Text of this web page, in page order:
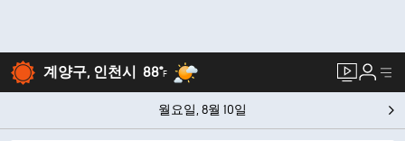
계양구, 인천시 88°F
월요일, 8월 10일